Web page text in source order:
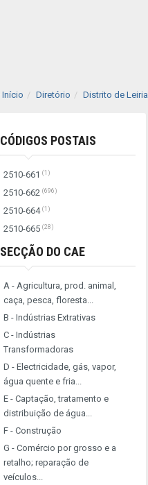
Início Diretório Distrito de Leiria
CÓDIGOS POSTAIS
2510-661 (1)
2510-662 (696)
2510-664 (1)
2510-665 (28)
SECÇÃO DO CAE
A - Agricultura, prod. animal,
caça, pesca, floresta...
B - Indústrias Extrativas
C - Indústrias
Transformadoras
D - Electricidade, gás, vapor,
água quente e fria...
E - Captação, tratamento e
distribuição de água...
F - Construção
G - Comércio por grosso e a
retalho; reparação de
veículos...